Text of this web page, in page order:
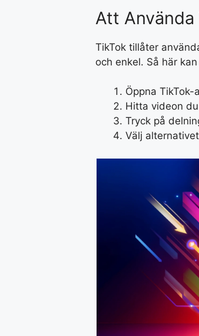
Att
TikTok tillåter
och enkel. Så här
Öppna
Hitta videon
Tryck på
Välj